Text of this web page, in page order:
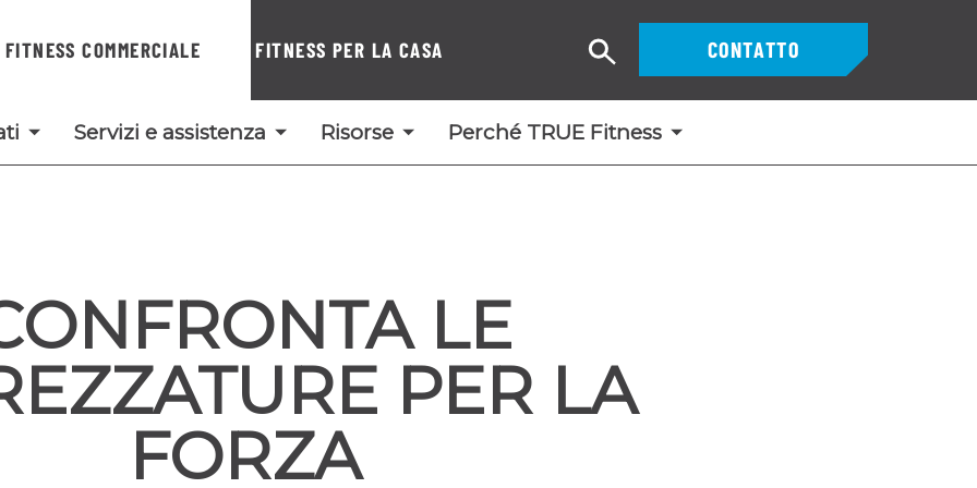
FITNESS COMMERCIALE FITNESS PER LA CASA
Servizi e assistenza Risorse Perché TRUE Fitness
CONTATTO
Ricerca
LE
PER LA
FORZA